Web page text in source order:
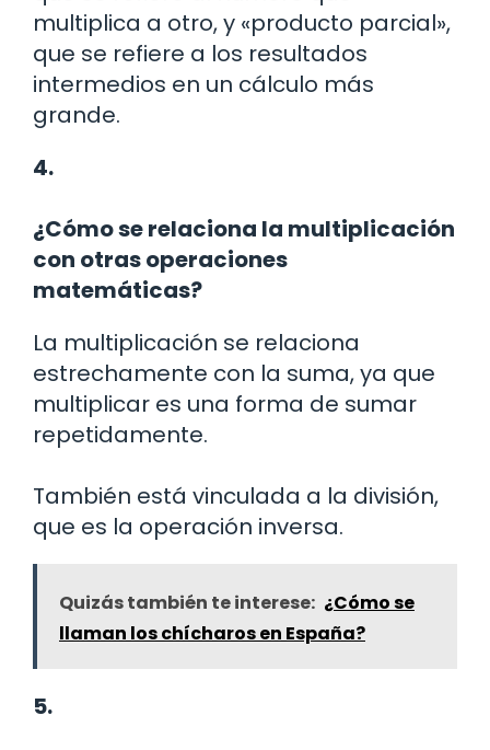
multiplica a otro, y «producto parcial»,
que se refiere a los resultados
intermedios en un cálculo más
grande.
4.
¿Cómo se relaciona la multiplicación
con otras operaciones
matemáticas?
La multiplicación se relaciona
estrechamente con la suma, ya que
multiplicar es una forma de sumar
repetidamente.
También está vinculada a la división,
que es la operación inversa.
Quizás también te interese: ¿Cómo se
llaman los chícharos en España?
5.